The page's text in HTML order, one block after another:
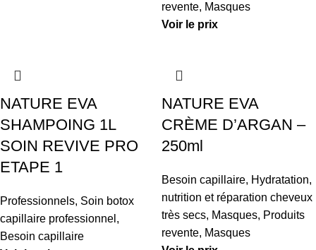
revente, Masques
Voir le prix
NATURE EVA
SHAMPOING 1L
SOIN REVIVE PRO
ETAPE 1
Professionnels, Soin botox
capillaire professionnel ,
Besoin capillaire
NATURE EVA
CRÈME D’ARGAN –
250ml
Besoin capillaire, Hydratation,
nutrition et réparation cheveux
très secs, Masques, Produits
revente, Masques